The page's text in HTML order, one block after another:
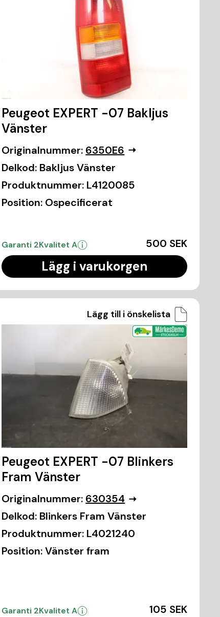
Peugeot EXPERT -07 Bakljus
Vänster
Originalnummer: 6350E6
Delkod: Bakljus Vänster
Produktnummer: L4120085
Position: Ospecificerat
Garanti 2Kvalitet A 500 SEK
Lägg i varukorgen
Lägg till i önskelista
Peugeot EXPERT -07 Blinkers
Fram Vänster
Originalnummer: 630354
Delkod: Blinkers Fram Vänster
Produktnummer: L4021240
Position: Vänster fram
Garanti 2Kvalitet A 105 SEK